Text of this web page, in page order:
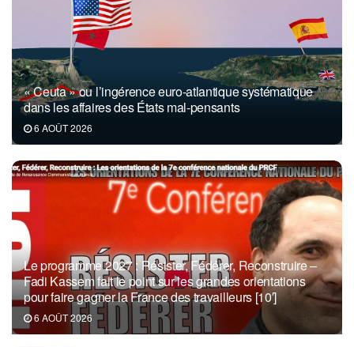
« Ceuta » ou l’ingérence euro-atlantique systématique
dans les affaires des États mal-pensants
6 AOÛT 2026
Le programme 2027 : Résister, Fédérer, Reconstruire –
Fadi Kassem fait le point sur les grandes orientations
pour faire gagner la France des travailleurs [10′]
6 AOÛT 2026